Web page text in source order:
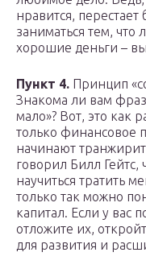
нравится,
заниматься тем, что
хорошие деньги –
Пункт 4. Принцип
Знакома ли вам
мало»? Вот, это как
только финансовое
начинают
говорил Билл Гейтс,
научиться тратить
только так можно
капитал. Если у вас
отложите их,
для развития и